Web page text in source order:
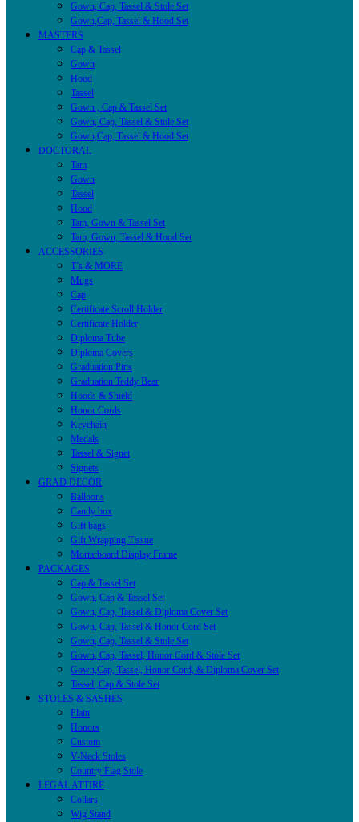
Gown, Cap, Tassel & Stole Set
Gown,Cap, Tassel & Hood Set
MASTERS
Cap & Tassel
Gown
Hood
Tassel
Gown , Cap & Tassel Set
Gown, Cap, Tassel & Stole Set
Gown,Cap, Tassel & Hood Set
DOCTORAL
Tam
Gown
Tassel
Hood
Tam, Gown & Tassel Set
Tam, Gown, Tassel & Hood Set
ACCESSORIES
T’s & MORE
Mugs
Cap
Certificate Scroll Holder
Certificate Holder
Diploma Tube
Diploma Covers
Graduation Pins
Graduation Teddy Bear
Hoods & Shield
Honor Cords
Keychain
Medals
Tassel & Signet
Signets
GRAD DECOR
Balloons
Candy box
Gift bags
Gift Wrapping Tissue
Mortarboard Display Frame
PACKAGES
Cap & Tassel Set
Gown, Cap & Tassel Set
Gown, Cap, Tassel & Diploma Cover Set
Gown, Cap, Tassel & Honor Cord Set
Gown, Cap, Tassel & Stole Set
Gown, Cap, Tassel, Honor Cord & Stole Set
Gown,Cap, Tassel, Honor Cord, & Diploma Cover Set
Tassel ,Cap & Stole Set
STOLES & SASHES
Plain
Honors
Custom
V-Neck Stoles
Country Flag Stole
LEGAL ATTIRE
Collars
Wig Stand